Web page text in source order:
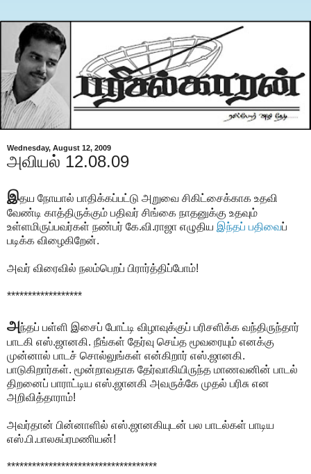
Wednesday, August 12, 2009
அவியல் 12.08.09
இதய நோயால் பாதிக்கப்பட்டு அறுவை சிகிட்சைக்காக உதவி
வேண்டி காத்திருக்கும் பதிவர் சிங்கை நாதனுக்கு உதவும்
உள்ளமிருப்பவர்கள் நண்பர் கே.வி.ராஜா எழுதிய இந்தப் பதிவைப்
படிக்க விழைகிறேன்.
அவர் விரைவில் நலம்பெறப் பிரார்த்திப்போம்!
******************
அந்தப் பள்ளி இசைப் போட்டி விழாவுக்குப் பரிசளிக்க வந்திருந்தார்
பாடகி எஸ்.ஜானகி. நீங்கள் தேர்வு செய்த மூவரையும் எனக்கு
முன்னால் பாடச் சொல்லுங்கள் என்கிறார் எஸ்.ஜானகி.
பாடுகிறார்கள். மூன்றாவதாக தேர்வாகியிருந்த மாணவனின் பாடல்
திறனைப் பாராட்டிய எஸ்.ஜானகி அவருக்கே முதல் பரிசு என
அறிவித்தாராம்!
அவர்தான் பின்னாளில் எஸ்.ஜானகியுடன் பல பாடல்கள் பாடிய
எஸ்.பி.பாலசுப்ரமணியன்!
************************************